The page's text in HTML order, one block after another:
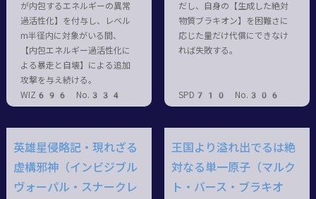
が内包するエネルギーの異常
過活性化】を付与し、レベル
m半径内に対象がいる間、
【内包エネルギー過活性化に
よる暴走と自壊】による追加
攻撃を与え続ける。
WIZ696 No.334
だし、自身の【生成した絶対
物質ブラキオン】を困難さに
応じた量だけ代償にできなけ
れば失敗する。
SPD710 No.306
英雄星侵略記・現れざる
虚構邪神（インビジブル
ヴォーパル・スナークレ
王国より溢れ出でるは絶
対なる単一原子（マルク
ト・バース・ブラキオ